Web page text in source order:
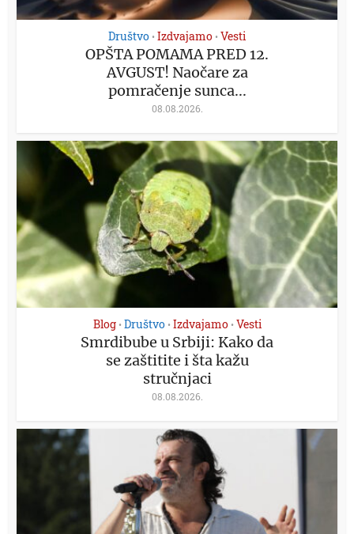
Društvo • Izdvajamo • Vesti
OPŠTA POMAMA PRED 12.
AVGUST! Naočare za
pomračenje sunca...
08.08.2026.
Blog • Društvo • Izdvajamo • Vesti
Smrdibube u Srbiji: Kako da
se zaštitite i šta kažu
stručnjaci
08.08.2026.